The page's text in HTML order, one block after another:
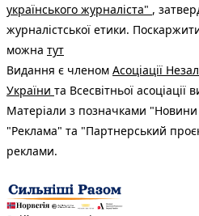
українського журналіста" ,
журналістської етики.
можна тут
Видання є членом Асоціації
України та Всесвітньої асоціації
Матеріали з позначками
"Реклама" та "Партнерський
реклами.